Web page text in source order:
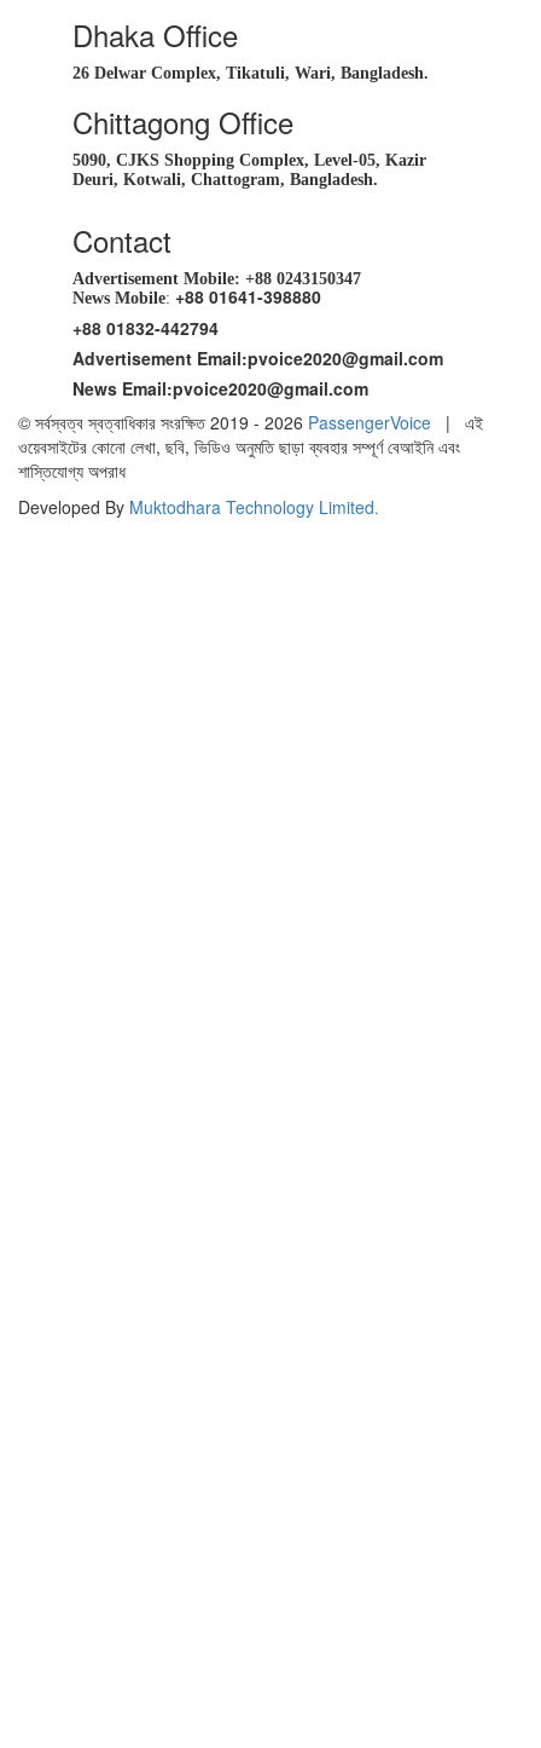
Dhaka Office
26 Delwar Complex, Tikatuli, Wari, Bangladesh.
Chittagong Office
5090, CJKS Shopping Complex, Level-05, Kazir
Deuri, Kotwali, Chattogram, Bangladesh.
Contact
Advertisement Mobile: +88 0243150347
News Mobile: +88 01641-398880
+88 01832-442794
Advertisement Email:pvoice2020@gmail.com
News Email:pvoice2020@gmail.com
© সর্বস্বত্ব স্বত্বাধিকার সংরক্ষিত 2019 - 2026 PassengerVoice | এই
ওয়েবসাইটের কোনো লেখা, ছবি, ভিডিও অনুমতি ছাড়া ব্যবহার সম্পূর্ণ বেআইনি এবং
শাস্তিযোগ্য অপরাধ
Developed By Muktodhara Technology Limited.